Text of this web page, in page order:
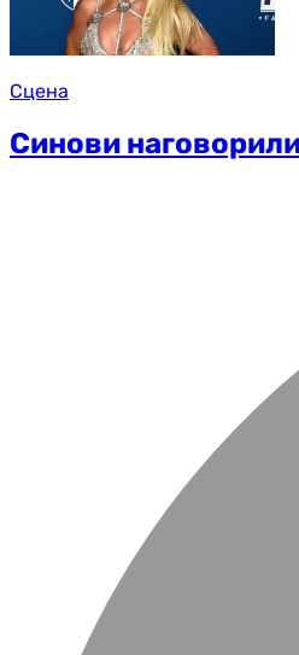
Сцена
Синови